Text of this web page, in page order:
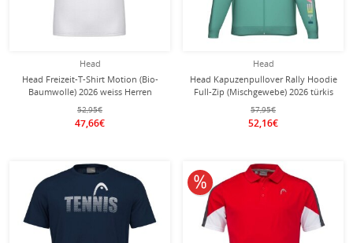
Head
Head Freizeit-T-Shirt Motion (Bio-
Baumwolle) 2026 weiss Herren
52,95€
47,66€
Head
Head Kapuzenpullover Rally Hoodie
Full-Zip (Mischgewebe) 2026 türkis
Herren
57,95€
52,16€
10% reduziert